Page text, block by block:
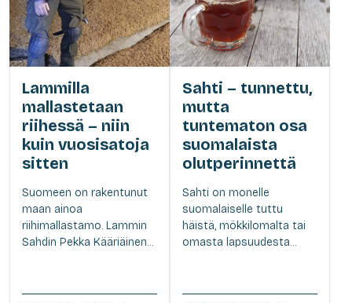
Lammilla
mallastetaan
riihessä – niin
kuin vuosisatoja
sitten
Suomeen on rakentunut
maan ainoa
riihimallastamo. Lammin
Sahdin Pekka Kääriäinen...
Sahti – tunnettu,
mutta
tuntematon osa
suomalaista
olutperinnettä
Sahti on monelle
suomalaiselle tuttu
häistä, mökkilomalta tai
omasta lapsuudesta...